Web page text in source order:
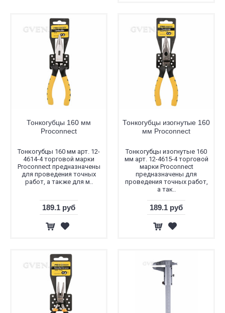
Тонкогубцы 160 мм
Proconnect
Тонкогубцы 160 мм арт. 12-
4614-4 торговой марки
Proconnect предназначены
для проведения точных
работ, а также для м..
189.1 руб
Тонкогубцы изогнутые 160
мм Proconnect
Тонкогубцы изогнутые 160
мм арт. 12-4615-4 торговой
марки Proconnect
предназначены для
проведения точных работ,
а так..
189.1 руб